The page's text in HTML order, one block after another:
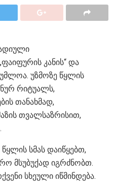
კანის“ და
უზმოზე წყლის
რიტუალს,
თანახმად,
თვალსაზრისით,
სმას დაიწყებთ,
მსუბუქად იგრძნობთ.
სხეული იწმინდება.